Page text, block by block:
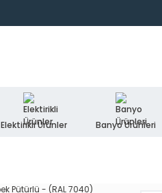
Elektirikli Ürünler Banyo Ürünleri